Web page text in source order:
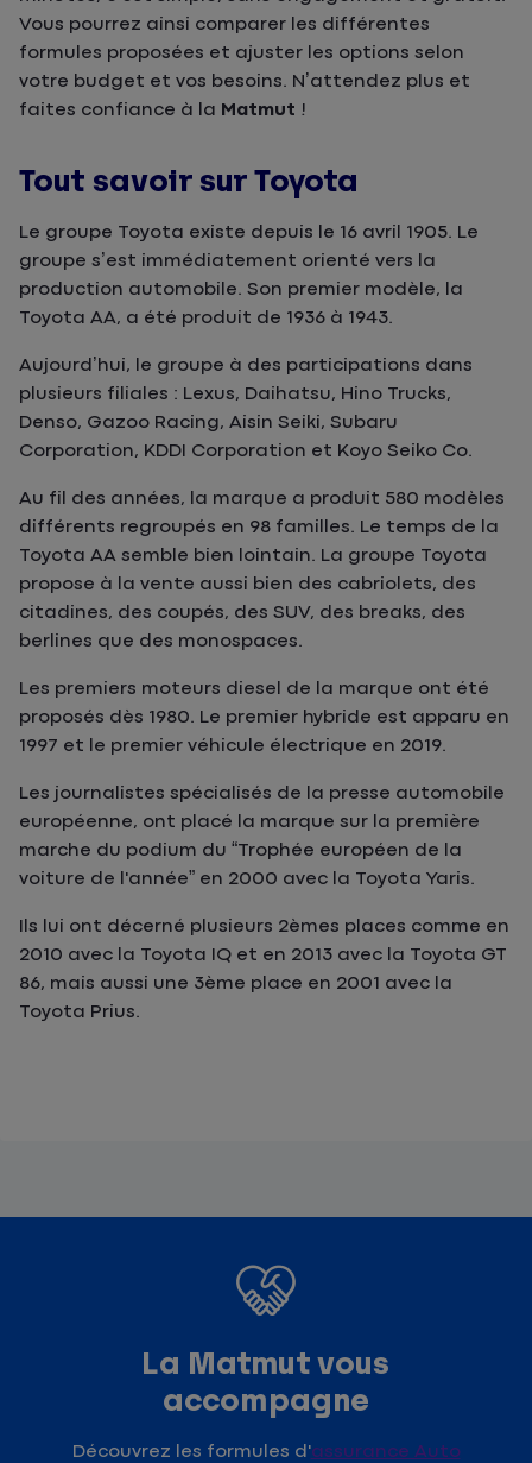
Vous pourrez ainsi comparer les différentes
formules proposées et ajuster les options selon
votre budget et vos besoins. N’attendez plus et
faites confiance à la Matmut !
Tout savoir sur Toyota
Le groupe Toyota existe depuis le 16 avril 1905. Le
groupe s’est immédiatement orienté vers la
production automobile. Son premier modèle, la
Toyota AA, a été produit de 1936 à 1943.
Aujourd’hui, le groupe à des participations dans
plusieurs filiales : Lexus, Daihatsu, Hino Trucks,
Denso, Gazoo Racing, Aisin Seiki, Subaru
Corporation, KDDI Corporation et Koyo Seiko Co.
Au fil des années, la marque a produit 580 modèles
différents regroupés en 98 familles. Le temps de la
Toyota AA semble bien lointain. La groupe Toyota
propose à la vente aussi bien des cabriolets, des
citadines, des coupés, des SUV, des breaks, des
berlines que des monospaces.
Les premiers moteurs diesel de la marque ont été
proposés dès 1980. Le premier hybride est apparu en
1997 et le premier véhicule électrique en 2019.
Les journalistes spécialisés de la presse automobile
européenne, ont placé la marque sur la première
marche du podium du “Trophée européen de la
voiture de l'année” en 2000 avec la Toyota Yaris.
Ils lui ont décerné plusieurs 2èmes places comme en
2010 avec la Toyota IQ et en 2013 avec la Toyota GT
86, mais aussi une 3ème place en 2001 avec la
Toyota Prius.
La Matmut vous
accompagne
Découvrez les formules d'assurance Auto